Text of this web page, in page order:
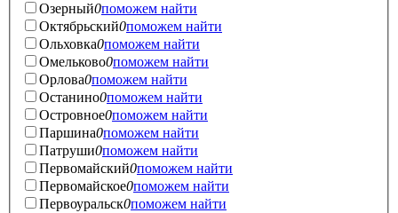
Озерный0поможем найти
Октябрьский0поможем найти
Ольховка0поможем найти
Омельково0поможем найти
Орлова0поможем найти
Останино0поможем найти
Островное0поможем найти
Паршина0поможем найти
Патруши0поможем найти
Первомайский0поможем найти
Первомайское0поможем найти
Первоуральск0поможем найти